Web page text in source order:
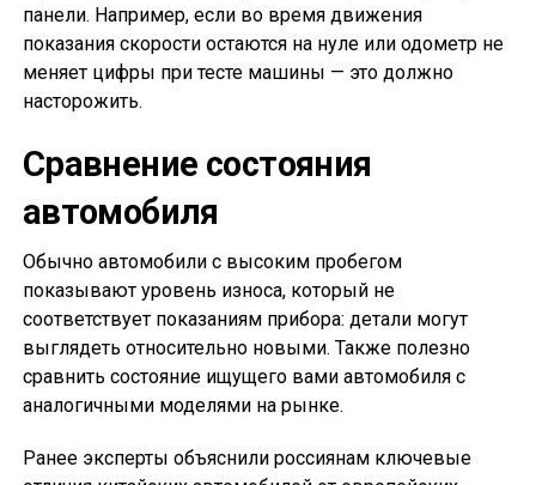
панели. Например, если во время движения
показания скорости остаются на нуле или одометр не
меняет цифры при тесте машины — это должно
насторожить.
Сравнение состояния
автомобиля
Обычно автомобили с высоким пробегом
показывают уровень износа, который не
соответствует показаниям прибора: детали могут
выглядеть относительно новыми. Также полезно
сравнить состояние ищущего вами автомобиля с
аналогичными моделями на рынке.
Ранее эксперты объяснили россиянам ключевые